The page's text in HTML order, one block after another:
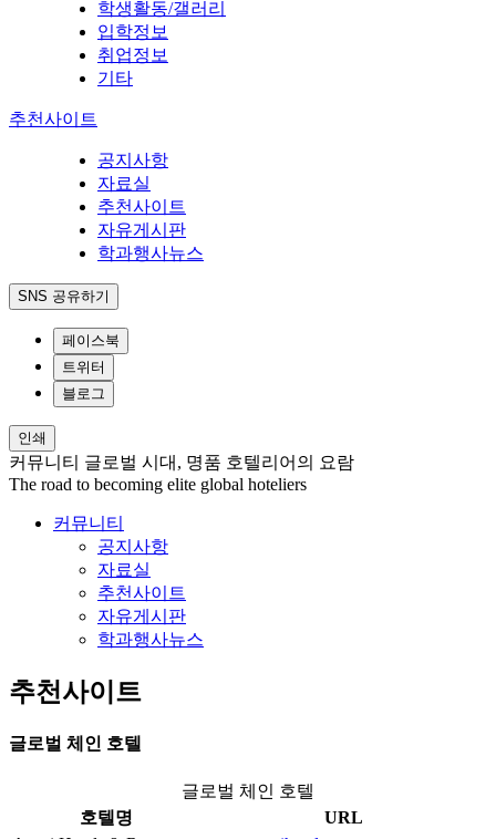
학생활동/갤러리
입학정보
취업정보
기타
추천사이트
공지사항
자료실
추천사이트
자유게시판
학과행사뉴스
SNS 공유하기
페이스북
트위터
블로그
인쇄
커뮤니티 글로벌 시대, 명품 호텔리어의 요람
The road to becoming elite global hoteliers
커뮤니티
공지사항
자료실
추천사이트
자유게시판
학과행사뉴스
추천사이트
글로벌 체인 호텔
글로벌 체인 호텔
호텔명
URL